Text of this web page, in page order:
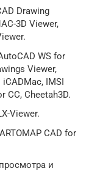
Drawing
3D Viewer,
WS for
Viewer,
iCADMac, IMSI
CC, Cheetah3D.
Viewer.
CAD for
и